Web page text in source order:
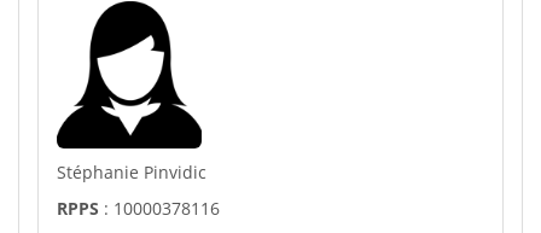
Stéphanie Pinvidic
RPPS : 10000378116